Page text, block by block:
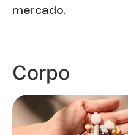
mercado.
Corpo